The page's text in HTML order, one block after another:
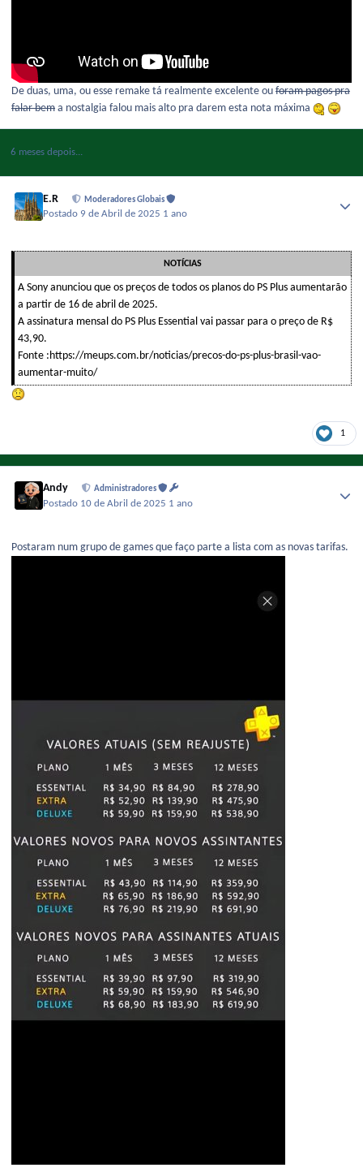
De duas, uma, ou esse remake tá realmente excelente ou foram pagos pra
falar bem a nostalgia falou mais alto pra darem esta nota máxima
6 meses depois...
E.R Moderadores Globais
Postado 9 de Abril de 2025 1 ano
NOTÍCIAS
A Sony anunciou que os preços de todos os planos do PS Plus aumentarão
a partir de 16 de abril de 2025.
A assinatura mensal do PS Plus Essential vai passar para o preço de R$
43,90.
Fonte :https://meups.com.br/noticias/precos-do-ps-plus-brasil-vao-
aumentar-muito/
1
Andy Administradores
Postado 10 de Abril de 2025 1 ano
Postaram num grupo de games que faço parte a lista com as novas tarifas.